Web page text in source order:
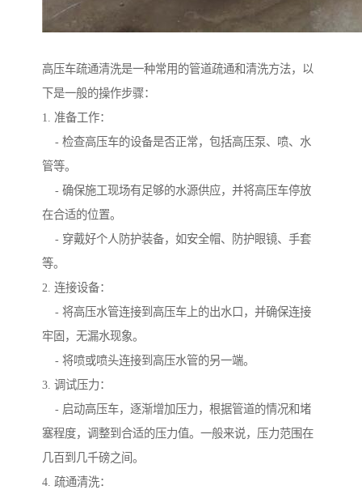
高压车疏通清洗是一种常用的管道疏通和清洗方法，以
下是一般的操作步骤：
1. 准备工作：
- 检查高压车的设备是否正常，包括高压泵、喷、水
管等。
- 确保施工现场有足够的水源供应，并将高压车停放
在合适的位置。
- 穿戴好个人防护装备，如安全帽、防护眼镜、手套
等。
2. 连接设备：
- 将高压水管连接到高压车上的出水口，并确保连接
牢固，无漏水现象。
- 将喷或喷头连接到高压水管的另一端。
3. 调试压力：
- 启动高压车，逐渐增加压力，根据管道的情况和堵
塞程度，调整到合适的压力值。一般来说，压力范围在
几百到几千磅之间。
4. 疏通清洗：